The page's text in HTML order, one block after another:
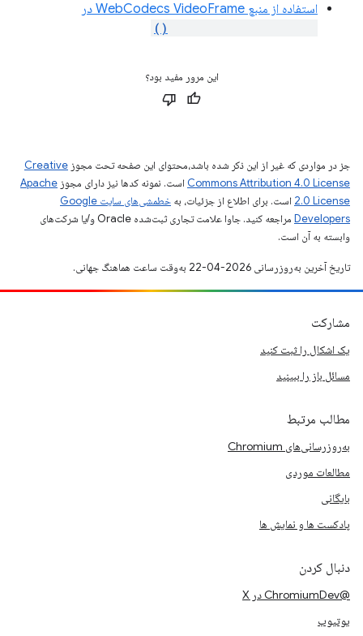
استفاده از منبع WebCodecs VideoFrame در
این مرور مفید بود؟
جز در مواردی که غیر از این ذکر شده باشد،‌محتوای این صفحه تحت مجوز Creative
Commons Attribution 4.0 License است. نمونه کدها نیز دارای مجوز Apache
2.0 License است. برای اطلاع از جزئیات، به
خطمشی‌های سایت Google
Developers‏
مراجعه کنید. جاوا علامت تجاری ثبت‌شده Oracle و/یا شرکت‌های
وابسته به آن است.
تاریخ آخرین به‌روزرسانی 2026-04-22 به‌وقت ساعت هماهنگ جهانی.
مشارکت
یک اشکال را ثبت کنید
مسائل باز را ببینید
مطالب مرتبط
به‌روزرسانی‌های Chromium
مطالعات موردی
بایگانی
پادکست ها و نمایش ها
دنبال کردن
@ChromiumDev در X
یوتیوب